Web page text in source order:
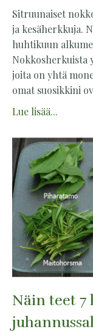
Sitruunaiset
ja kesäherkkuja.
huhtikuun
Nokkosherkuista
joita on yhtä
omat suosikkini
Lue lisää...
Näin teet